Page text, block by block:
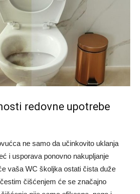
redovne upotrebe
ne samo da učinkovito uklanja
i usporava ponovno nakupljanje
vaša WC školjka ostati čista duže
čišćenjem će se značajno